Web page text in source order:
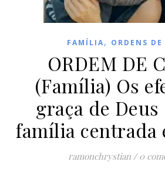
FAMÍLIA, ORDENS DE
ORDEM DE
(Família) Os
graça de
família centrada
ramonchrystian / 0